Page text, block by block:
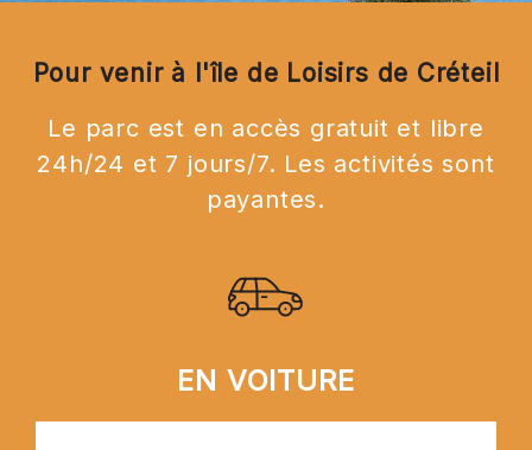
Pour venir à l'île de Loisirs de Créteil
Le parc est en accès gratuit et libre
24h/24 et 7 jours/7. Les activités sont
payantes.
EN VOITURE